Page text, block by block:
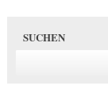
SUCHEN